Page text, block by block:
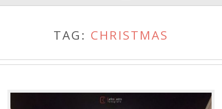
TAG: CHRISTMAS